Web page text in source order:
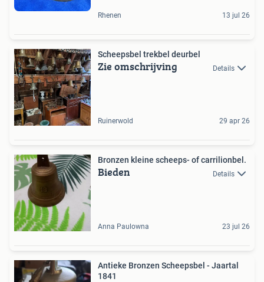
Rhenen 13 jul 26
Scheepsbel trekbel deurbel
Zie omschrijving Details
Ruinerwold 29 apr 26
Bronzen kleine scheeps- of carrilionbel.
Bieden Details
Anna Paulowna 23 jul 26
Antieke Bronzen Scheepsbel - Jaartal
1841